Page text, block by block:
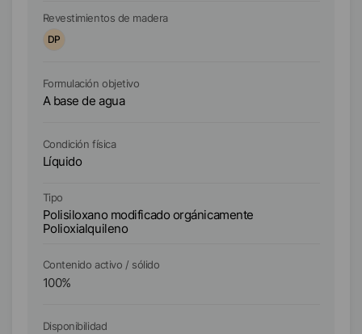
Revestimientos de madera
DP
Formulación objetivo
A base de agua
Condición física
Líquido
Tipo
Polisiloxano modificado orgánicamente
Polioxialquileno
Contenido activo / sólido
100%
Disponibilidad